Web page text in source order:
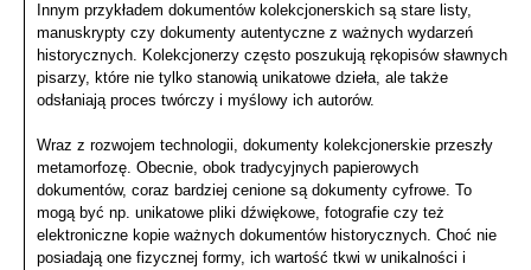
Innym przykładem dokumentów kolekcjonerskich są stare listy,
manuskrypty czy dokumenty autentyczne z ważnych wydarzeń
historycznych. Kolekcjonerzy często poszukują rękopisów sławnych
pisarzy, które nie tylko stanowią unikatowe dzieła, ale także
odsłaniają proces twórczy i myślowy ich autorów.
Wraz z rozwojem technologii, dokumenty kolekcjonerskie przeszły
metamorfozę. Obecnie, obok tradycyjnych papierowych
dokumentów, coraz bardziej cenione są dokumenty cyfrowe. To
mogą być np. unikatowe pliki dźwiękowe, fotografie czy też
elektroniczne kopie ważnych dokumentów historycznych. Choć nie
posiadają one fizycznej formy, ich wartość tkwi w unikalności i